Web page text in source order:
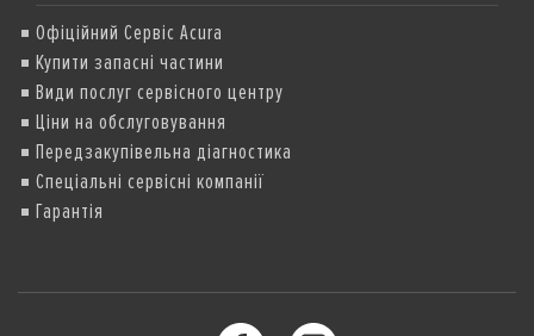
Офіційний Сервіс Acura
Купити запасні частини
Види послуг сервісного центру
Ціни на обслуговування
Передзакупівельна діагностика
Спеціальні сервісні компанії
Гарантія